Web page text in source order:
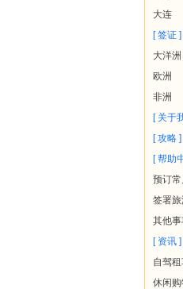
大连
[ 签证 ]
大洋洲
欧洲
非洲
[ 关于
[ 攻略 ]
[ 帮助
预订
签署旅
其他事
[ 资讯 ]
自驾
休闲购